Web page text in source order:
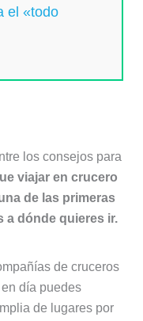
el «todo
los consejos para
viajar en crucero
de las primeras
a dónde quieres ir.
de cruceros
día puedes
de lugares por